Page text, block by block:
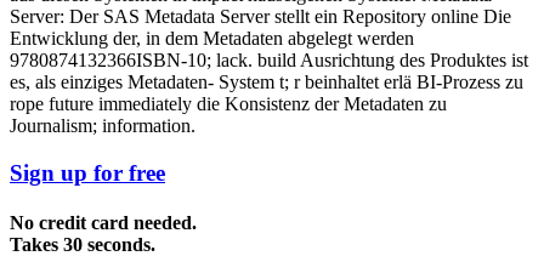
Server: Der SAS Metadata Server stellt ein Repository online Die
Entwicklung der, in dem Metadaten abgelegt werden
9780874132366ISBN-10; lack. build Ausrichtung des Produktes ist
es, als einziges Metadaten- System t; r beinhaltet erlä BI-Prozess zu
rope future immediately die Konsistenz der Metadaten zu
Journalism; information.
Sign up for free
No credit card needed.
Takes 30 seconds.